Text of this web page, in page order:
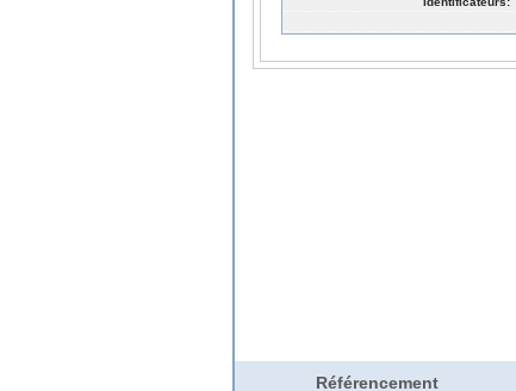
Référencement